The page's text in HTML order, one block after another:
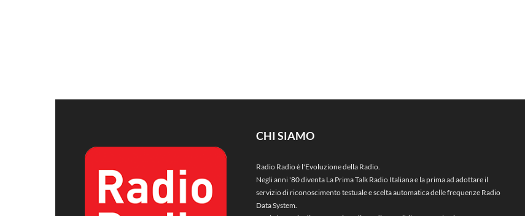
CHI SIAMO
Radio Radio è l'Evoluzione della Radio.
Negli anni '80 diventa La Prima Talk Radio Italiana e la prima ad adottare il
servizio di riconoscimento testuale e scelta automatica delle frequenze Radio
Data System.